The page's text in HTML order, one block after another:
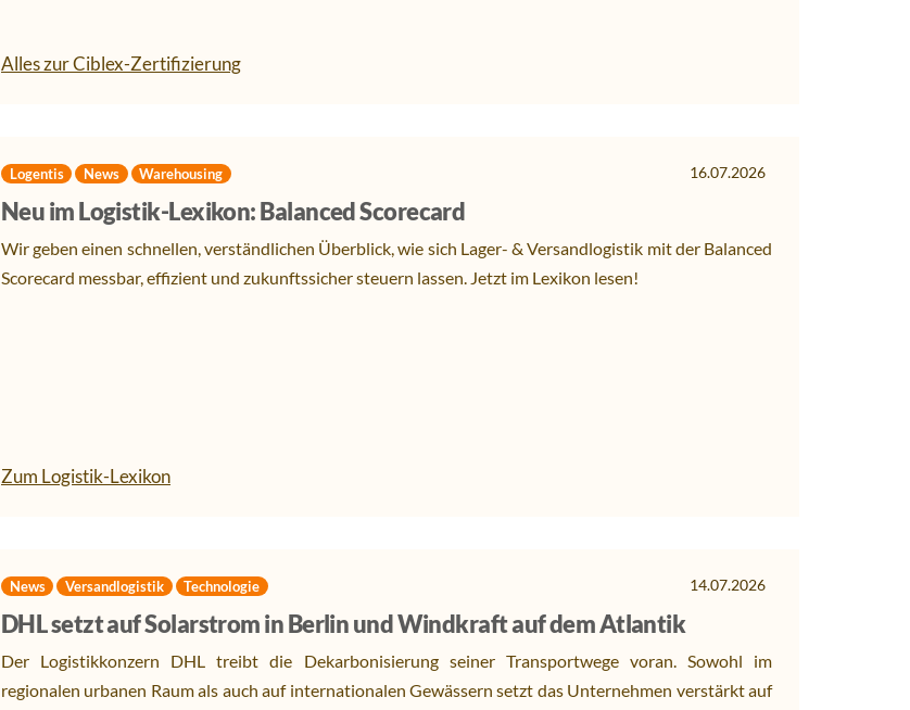
Alles zur Ciblex-Zertifizierung
Logentis News Warehousing 16.07.2026
Neu im Logistik-Lexikon: Balanced Scorecard
Wir geben einen schnellen, verständlichen Überblick, wie sich Lager- & Versandlogistik mit der Balanced
Scorecard messbar, effizient und zukunftssicher steuern lassen. Jetzt im Lexikon lesen!
Zum Logistik-Lexikon
News Versandlogistik Technologie 14.07.2026
DHL setzt auf Solarstrom in Berlin und Windkraft auf dem Atlantik
Der Logistikkonzern DHL treibt die Dekarbonisierung seiner Transportwege voran. Sowohl im
regionalen urbanen Raum als auch auf internationalen Gewässern setzt das Unternehmen verstärkt auf